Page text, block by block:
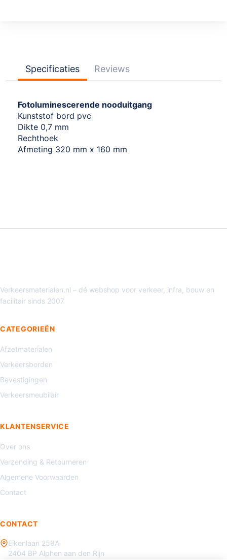
Specificaties Reviews
Fotoluminescerende nooduitgang
Kunststof bord pvc
Dikte 0,7 mm
Rechthoek
Afmeting 320 mm x 160 mm
Verkeersmaterialen.nl – dé webshop voor verkeer, infra, bouw en
facilitair sinds 2007
CATEGORIEËN
Afzetmaterialen
Verkeersborden
Bevestigingen
Verkeersmeubilair
KLANTENSERVICE
Over ons
Verzending & Retourneren
Algemene Voorwaarden
Contact
CONTACT
Eikenlaan 259A
2404 BP Alphen aan den Rijn